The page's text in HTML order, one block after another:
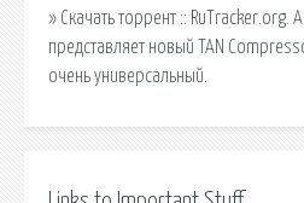
» Скачать торрент :: RuTracker.org.
представляет новый TAN
очень универсальный.